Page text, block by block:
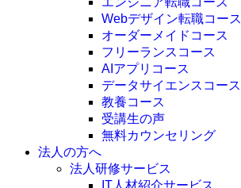
Webデザイン転職コース
オーダーメイドコース
フリーランスコース
AIアプリコース
データサイエンスコース
教養コース
受講生の声
無料カウンセリング
法人の方へ
法人研修サービス